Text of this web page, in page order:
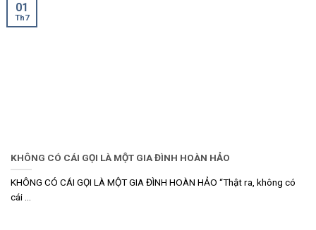
KHÔNG CÓ CÁI GỌI LÀ MỘT GIA ĐÌNH HOÀN HẢO
KHÔNG CÓ CÁI GỌI LÀ MỘT GIA ĐÌNH HOÀN HẢO “Thật ra, không có
cái ...
01
Th7